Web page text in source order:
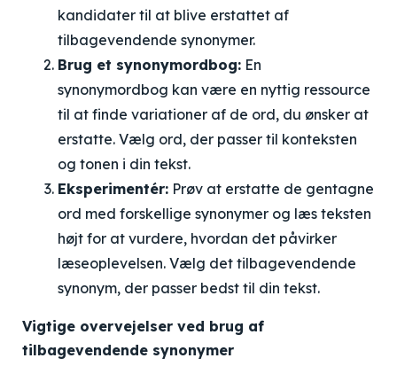
kandidater til at blive erstattet af
tilbagevendende synonymer.
Brug et synonymordbog: En
synonymordbog kan være en nyttig ressource
til at finde variationer af de ord, du ønsker at
erstatte. Vælg ord, der passer til konteksten
og tonen i din tekst.
Eksperimentér: Prøv at erstatte de gentagne
ord med forskellige synonymer og læs teksten
højt for at vurdere, hvordan det påvirker
læseoplevelsen. Vælg det tilbagevendende
synonym, der passer bedst til din tekst.
Vigtige overvejelser ved brug af
tilbagevendende synonymer